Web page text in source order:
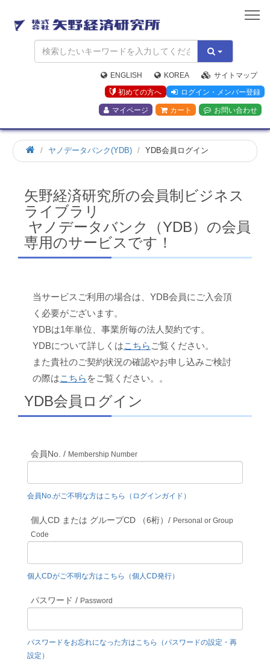
矢
野
経
済
研
究
所
ENGLISH KOREA
サイトマップ
初めての方へ
ログイン・メンバー登録
マイページ カート お問い合わせ
ホ
ー
ヤノデータバンク(YDB) YDB会員ログイン
矢野経済研究所の会員制ビジネス
ライブラリ
ヤノデータバンク（YDB）の会員
専用のサービスです！
当サービスご利用の場合は、YDB会員にご入会頂
く必要がございます。
YDBは1年単位、事業所毎の法人契約です。
YDBについて詳しくはこちら ご覧ください。
また貴社のご契約状況の確認やお申し込みご検討
の際はこちら をご覧ください。。
YDB会員ログイン
会員No. / Membership Number
会員No.がご不明な方はこちら（ログインガイド）
個人CD または グループCD （6桁）/ Personal or Group
Code
個人CDがご不明な方はこちら（個人CD発行）
パスワード / Password
パスワードをお忘れになった方はこちら（パスワードの設定・再
設定）